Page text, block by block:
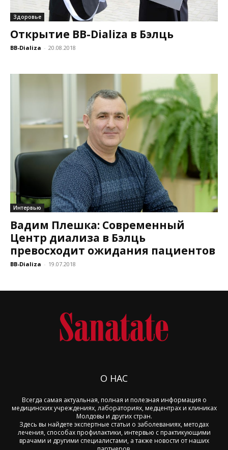
Здоровье
Открытие BB-Dializa в Бэлць
BB-Dializa - 20.08.2018
Интервью
Вадим Плешкa: Современный
Центр диализа в Бэлць
превосходит ожидания пациентов
BB-Dializa - 19.07.2018
О НАС
Всегда самая актуальная, полная и полезная информация о
медицинских учреждениях, лабораториях, медцентрах и клиниках
Молдовы и других стран.
Здесь вы найдете экспертные статьи о заболеваниях, методах
лечения, способах профилактики, интервью с практикующими
врачами и другими специалистами, а также новости от наших